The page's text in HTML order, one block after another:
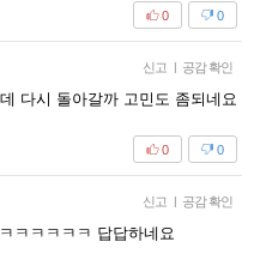
0
0
신고 | 공감 확인
다시 돌아갈까 고민도 좀되네요
0
0
신고 | 공감 확인
ㅋㅋㅋㅋㅋ 답답하네요